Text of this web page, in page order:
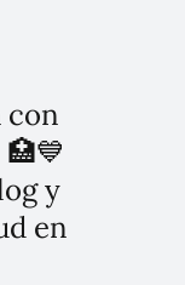
con
y
en